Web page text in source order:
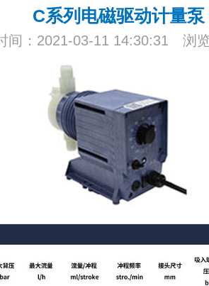
C系列电磁驱动计量泵
间：2021-03-11 14:30:31 浏